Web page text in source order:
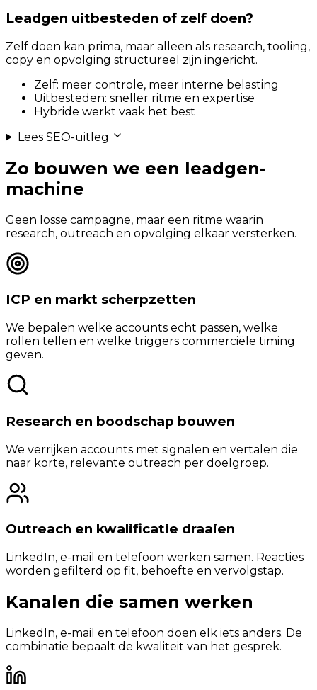
Leadgen uitbesteden of zelf doen?
Zelf doen kan prima, maar alleen als research, tooling,
copy en opvolging structureel zijn ingericht.
Zelf: meer controle, meer interne belasting
Uitbesteden: sneller ritme en expertise
Hybride werkt vaak het best
Lees SEO-uitleg
Zo bouwen we een leadgen-
machine
Geen losse campagne, maar een ritme waarin
research, outreach en opvolging elkaar versterken.
ICP en markt scherpzetten
We bepalen welke accounts echt passen, welke
rollen tellen en welke triggers commerciële timing
geven.
Research en boodschap bouwen
We verrijken accounts met signalen en vertalen die
naar korte, relevante outreach per doelgroep.
Outreach en kwalificatie draaien
LinkedIn, e-mail en telefoon werken samen. Reacties
worden gefilterd op fit, behoefte en vervolgstap.
Kanalen die samen werken
LinkedIn, e-mail en telefoon doen elk iets anders. De
combinatie bepaalt de kwaliteit van het gesprek.